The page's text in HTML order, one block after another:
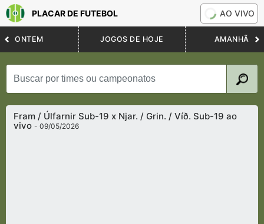
PLACAR DE FUTEBOL AO VIVO
ONTEM JOGOS DE HOJE AMANHÃ
Fram / Úlfarnir Sub-19 x Njar. / Grin. / Víð. Sub-19 ao
vivo- 09/05/2026